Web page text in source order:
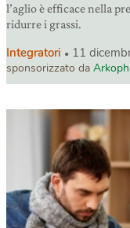
l’aglio è efficace nella
ridurre i grassi.
Integratori 11
sponsorizzato da